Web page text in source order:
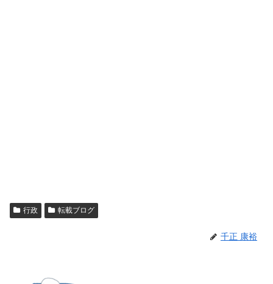
行政 転載ブログ
千正 康裕